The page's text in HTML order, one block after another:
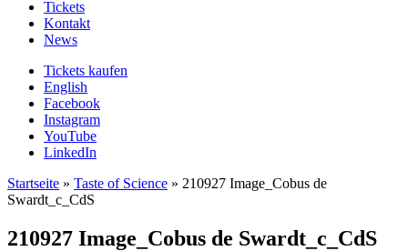
Tickets
Kontakt
News
Tickets kaufen
English
Facebook
Instagram
YouTube
LinkedIn
Startseite » Taste of Science » 210927 Image_Cobus de
Swardt_c_CdS
210927 Image_Cobus de Swardt_c_CdS